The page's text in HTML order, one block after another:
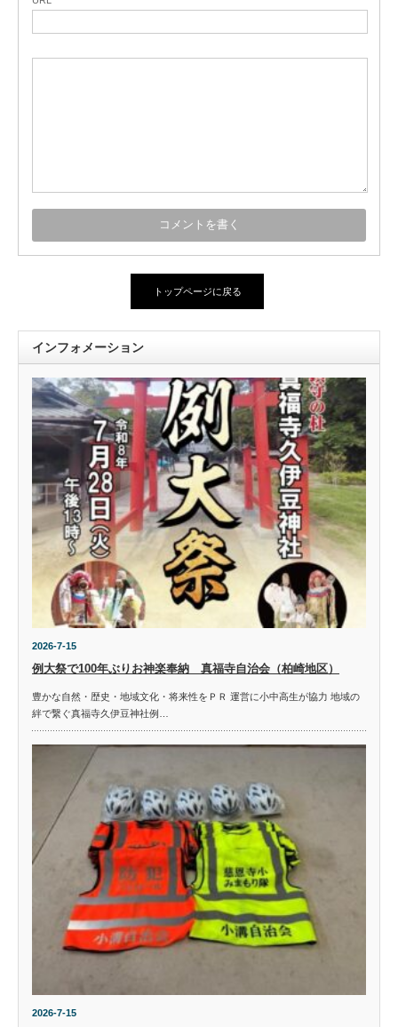
トップページに戻る
インフォメーション
2026-7-15
例大祭で100年ぶりお神楽奉納 真福寺自治会（柏崎地区）
豊かな自然・歴史・地域文化・将来性をＰＲ 運営に小中高生が協力 地域の
絆で繋ぐ真福寺久伊豆神社例…
2026-7-15